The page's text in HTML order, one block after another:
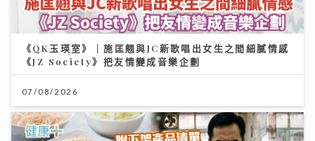
《QK玉瑛室》｜施匡翹與JC新歌唱出女生之間細膩情感
《JZ Society》把友情變成音樂企劃
07/08/2026